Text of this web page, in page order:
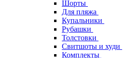
Шорты
Для пляжа
Купальники
Рубашки
Толстовки
Свитшоты и худи
Комплекты